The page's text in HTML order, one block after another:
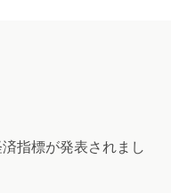
指標が発表されまし